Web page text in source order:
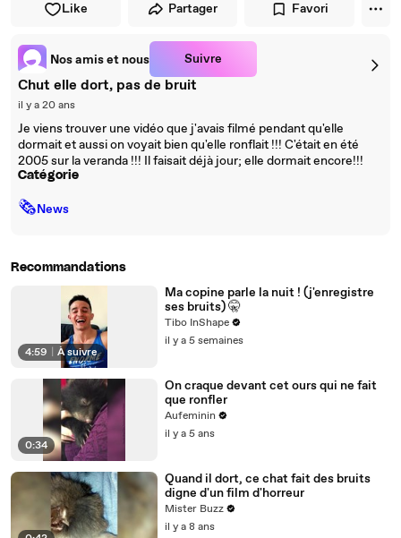
Like Partager Favori
Nos amis et nous Suivre
Chut elle dort, pas de bruit
il y a 20 ans
Je viens trouver une vidéo que j'avais filmé pendant qu'elle
dormait et aussi on voyait bien qu'elle ronflait !!! C'était en été
2005 sur la veranda !!! Il faisait déjà jour; elle dormait encore!!!
Catégorie
🗞News
Recommandations
4:59 À suivre
Ma copine parle la nuit ! (j'enregistre
ses bruits) 🤫
Tibo InShape
il y a 5 semaines
0:34
On craque devant cet ours qui ne fait
que ronfler
Aufeminin
il y a 5 ans
Quand il dort, ce chat fait des bruits
digne d'un film d'horreur
Mister Buzz
il y a 8 ans